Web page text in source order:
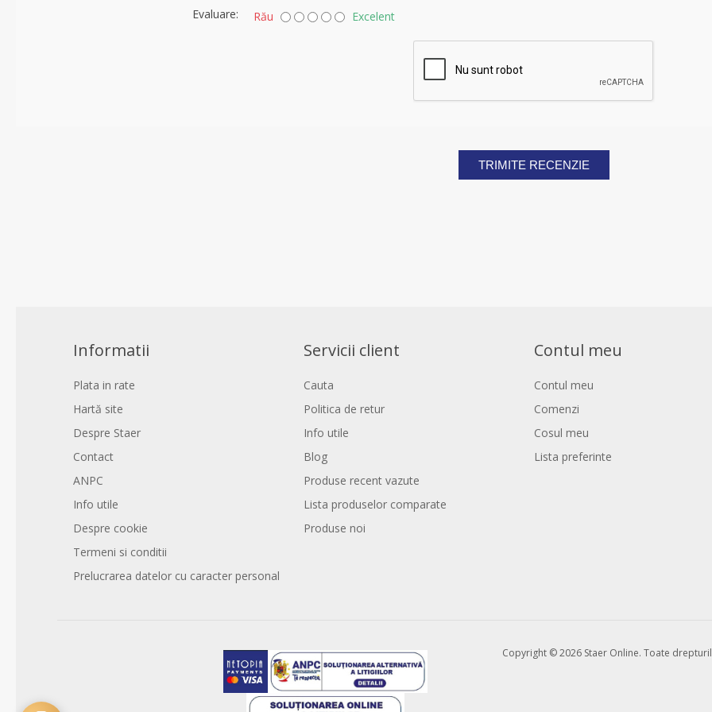
Evaluare: Rău Excelent
TRIMITE RECENZIE
Informatii
Plata in rate
Hartă site
Despre Staer
Contact
ANPC
Info utile
Despre cookie
Termeni si conditii
Prelucrarea datelor cu caracter personal
Servicii client
Cauta
Politica de retur
Info utile
Blog
Produse recent vazute
Lista produselor comparate
Produse noi
Contul meu
Contul meu
Comenzi
Cosul meu
Lista preferinte
Copyright © 2026 Staer Online. Toate